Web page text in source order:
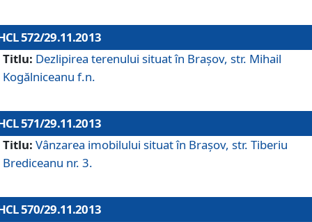
572/29.11.2013
Titlu: Dezlipirea terenului situat în Braşov, str. Mihail
Kogălniceanu f.n.
571/29.11.2013
Titlu: Vânzarea imobilului situat în Braşov, str. Tiberiu
Brediceanu nr. 3.
570/29.11.2013